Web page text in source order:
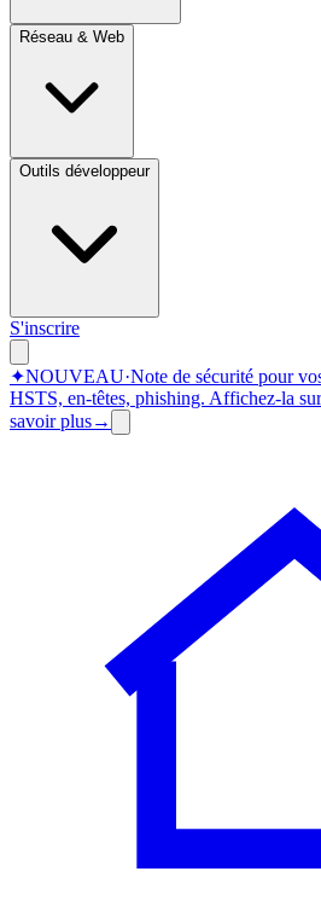
Réseau & Web
Outils développeur
S'inscrire
✦NOUVEAU·Note de sécurité pour
HSTS, en-têtes, phishing. Affichez-la
savoir plus→